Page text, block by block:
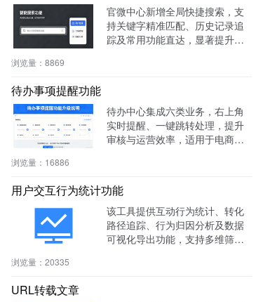
官微中心新增全局快捷搜索，支
持关键字精准匹配、历史记录追
踪及常用功能直达，显著提升后
浏览量： 8869
待办事项提醒功能
待办中心集成六类业务，右上角
实时提醒、一键跳转处理，提升
审核与运营效率，适用于电商、
浏览量： 16886
用户交互行为统计功能
该工具提供互动行为统计、转化
路径追踪、行为归因分析及数据
可视化导出功能，支持多维筛选
浏览量： 20335
URL转载文章